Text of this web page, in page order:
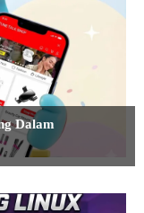
Dalam